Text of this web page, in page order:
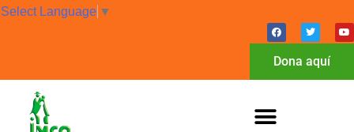
Select Language ▼
Dona aquí